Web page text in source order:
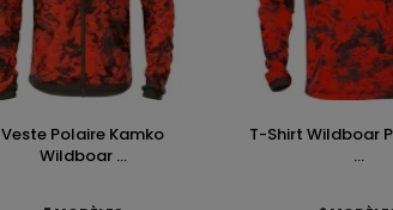
Veste Polaire Kamko
Wildboar ...
T-Shirt Wildboar
...